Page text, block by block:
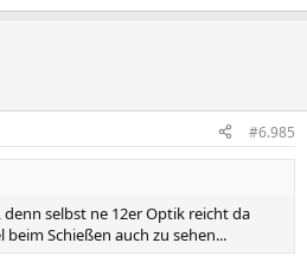
#6.985
selbst ne 12er Optik reicht da
Schießen auch zu sehen...